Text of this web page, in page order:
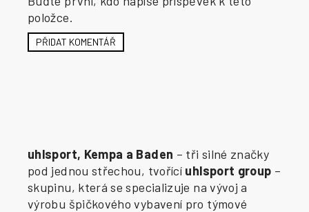
položce.
PŘIDAT KOMENTÁŘ
uhlsport, Kempa a Baden – tři silné značky
pod jednou střechou, tvořící uhlsport group –
skupinu, která se specializuje na vývoj a
výrobu špičkového vybavení pro týmové